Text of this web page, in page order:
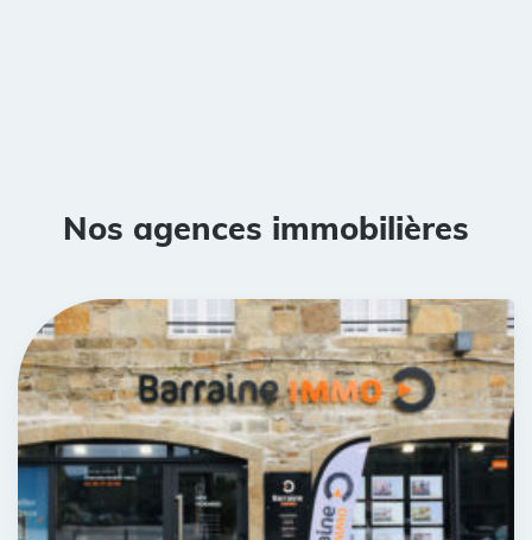
Nos agences immobilières